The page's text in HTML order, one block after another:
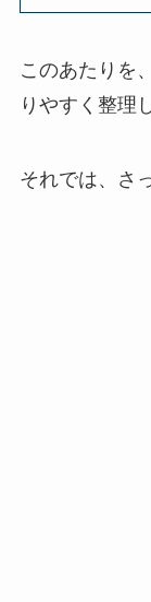
このあたりを
りやすく整理
それでは、さ